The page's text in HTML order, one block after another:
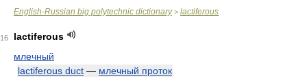
English-Russian big polytechnic dictionary> lactiferous
16
lactiferous
млечный
lactiferous duct — млечный проток